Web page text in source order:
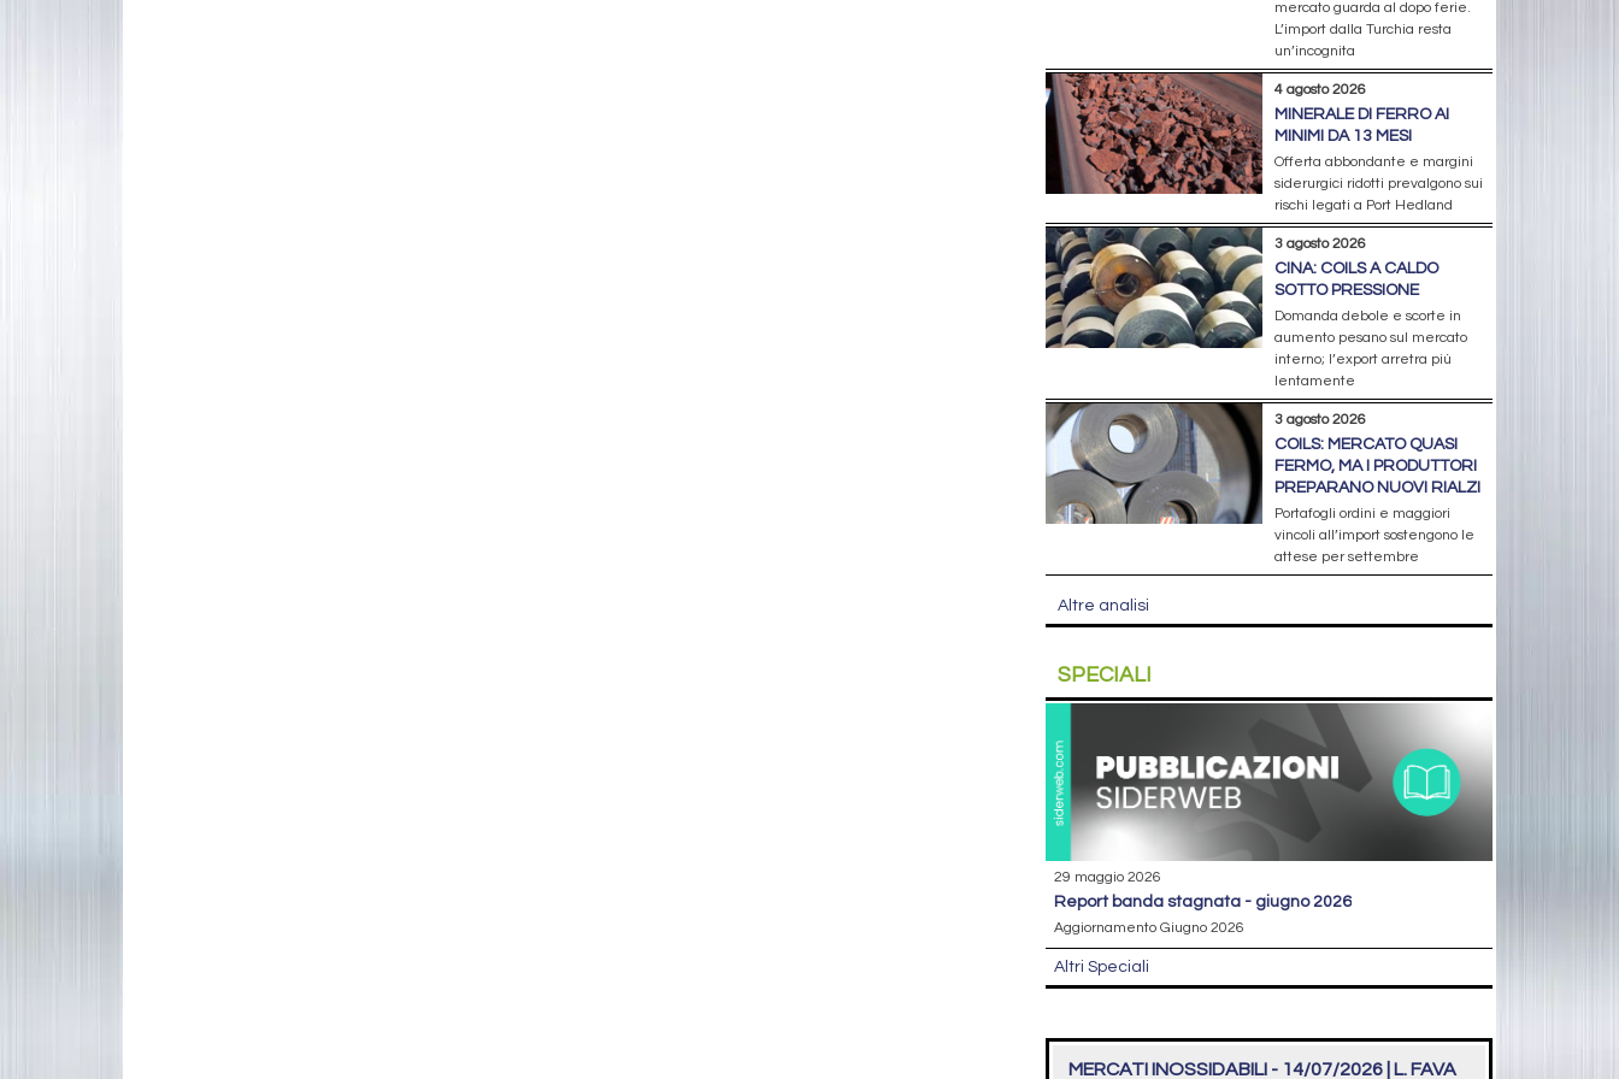
mercato guarda al dopo ferie.
L’import dalla Turchia resta
un’incognita
4 agosto 2026
MINERALE DI FERRO AI
MINIMI DA 13 MESI
Offerta abbondante e margini
siderurgici ridotti prevalgono sui
rischi legati a Port Hedland
3 agosto 2026
CINA: COILS A CALDO
SOTTO PRESSIONE
Domanda debole e scorte in
aumento pesano sul mercato
interno; l’export arretra più
lentamente
3 agosto 2026
COILS: MERCATO QUASI
FERMO, MA I PRODUTTORI
PREPARANO NUOVI RIALZI
Portafogli ordini e maggiori
vincoli all’import sostengono le
attese per settembre
Altre analisi
SPECIALI
29 maggio 2026
report banda stagnata - giugno 2026
Aggiornamento Giugno 2026
Altri Speciali
MERCATI INOSSIDABILI - 14/07/2026 | L. FAVA